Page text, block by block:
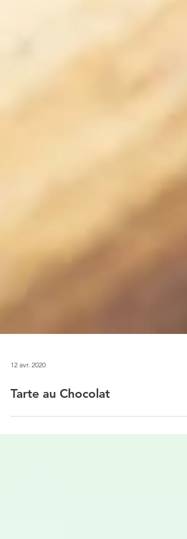
12 avr. 2020
Tarte au Chocolat